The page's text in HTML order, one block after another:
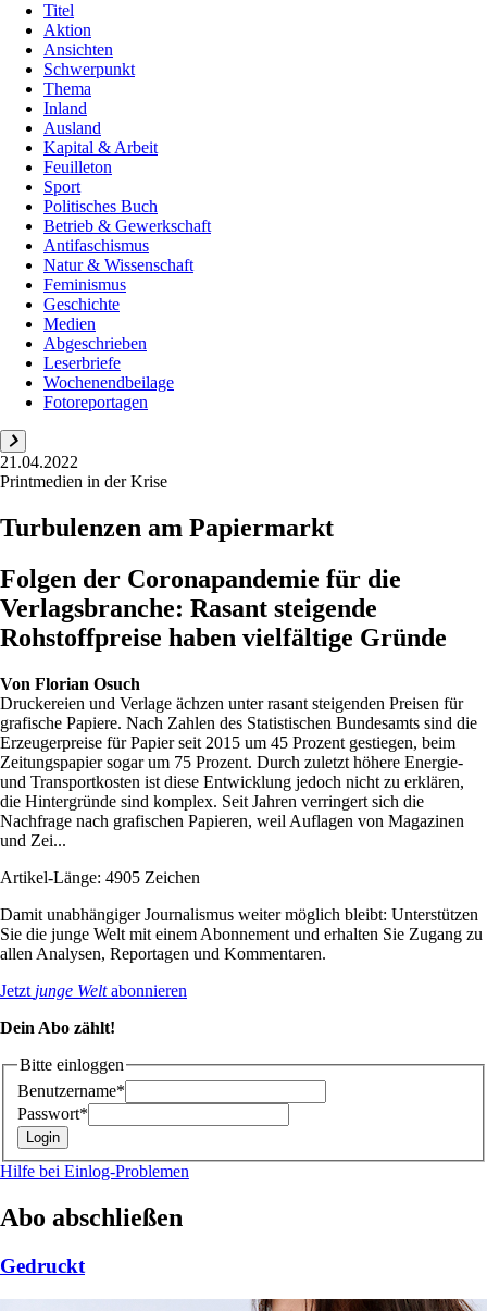
Titel
Aktion
Ansichten
Schwerpunkt
Thema
Inland
Ausland
Kapital & Arbeit
Feuilleton
Sport
Politisches Buch
Betrieb & Gewerkschaft
Antifaschismus
Natur & Wissenschaft
Feminismus
Geschichte
Medien
Abgeschrieben
Leserbriefe
Wochenendbeilage
Fotoreportagen
21.04.2022
Printmedien in der Krise
Turbulenzen am Papiermarkt
Folgen der Coronapandemie für die
Verlagsbranche: Rasant steigende
Rohstoffpreise haben vielfältige Gründe
Von Florian Osuch
Druckereien und Verlage ächzen unter rasant steigenden Preisen für
grafische Papiere. Nach Zahlen des Statistischen Bundesamts sind die
Erzeugerpreise für Papier seit 2015 um 45 Prozent gestiegen, beim
Zeitungspapier sogar um 75 Prozent. Durch zuletzt höhere Energie-
und Transportkosten ist diese Entwicklung jedoch nicht zu erklären,
die Hintergründe sind komplex. Seit Jahren verringert sich die
Nachfrage nach grafischen Papieren, weil Auflagen von Magazinen
und Zei...
Artikel-Länge: 4905 Zeichen
Damit unabhängiger Journalismus weiter möglich bleibt: Unterstützen
Sie die junge Welt mit einem Abonnement und erhalten Sie Zugang zu
allen Analysen, Reportagen und Kommentaren.
Jetzt junge Weltabonnieren
Dein Abo zählt!
Bitte einloggen
Benutzername*
Passwort*
Hilfe bei Einlog-Problemen
Abo abschließen
Gedruckt